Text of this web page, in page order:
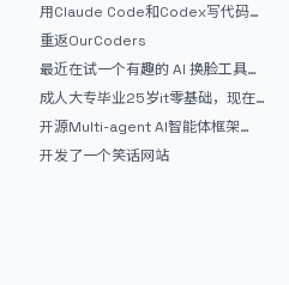
用Claude Code和Codex写代码真
的爽，但是App怎么挣钱还是很难啊
重返OurCoders
最近在试一个有趣的 AI 换脸工具，
效果挺不错
成人大专毕业25岁it零基础，现在想
考软件设计师，有什么好的建议吗，
谢谢！
开源Multi-agent AI智能体框架
aevatar.ai，欢迎大家贡献代码
开发了一个笑话网站